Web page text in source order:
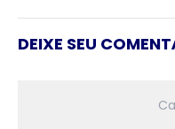
DEIXE SEU